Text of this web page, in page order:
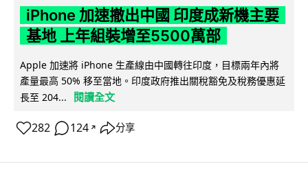
iPhone 加速撤出中國 印度成新機主要
基地 上年組裝增至5500萬部
Apple 加速將 iPhone 生產線由中國轉往印度，目標兩年內將
產量最高 50% 移至當地。印度政府推出關稅豁免及稅務優惠延
長至 204...
閱讀全文
282 124 ↗ 分享